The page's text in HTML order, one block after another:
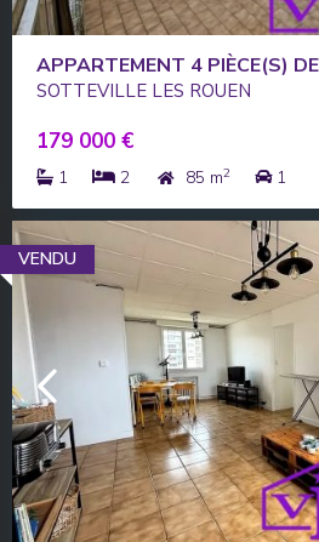
APPARTEMENT 4 PIÈCE(S)
SOTTEVILLE LES ROUEN
179 000 €
1 2 85 m2 1
VENDU